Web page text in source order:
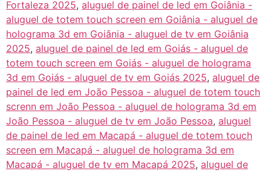
Fortaleza 2025, aluguel de painel de led em Goiânia -
aluguel de totem touch screen em Goiânia - aluguel de
holograma 3d em Goiânia - aluguel de tv em Goiânia
2025, aluguel de painel de led em Goiás - aluguel de
totem touch screen em Goiás - aluguel de holograma
3d em Goiás - aluguel de tv em Goiás 2025, aluguel de
painel de led em João Pessoa - aluguel de totem touch
screnn em João Pessoa - aluguel de holograma 3d em
João Pessoa - aluguel de tv em João Pessoa, aluguel
de painel de led em Macapá - aluguel de totem touch
screen em Macapá - aluguel de holograma 3d em
Macapá - aluguel de tv em Macapá 2025, aluguel de